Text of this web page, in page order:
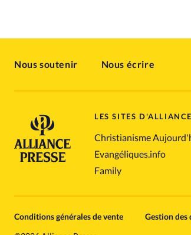
Nous soutenir Nous écrire
LES SITES
Christianisme
Evangéliques.info
Family
Conditions générales de vente Gestion des